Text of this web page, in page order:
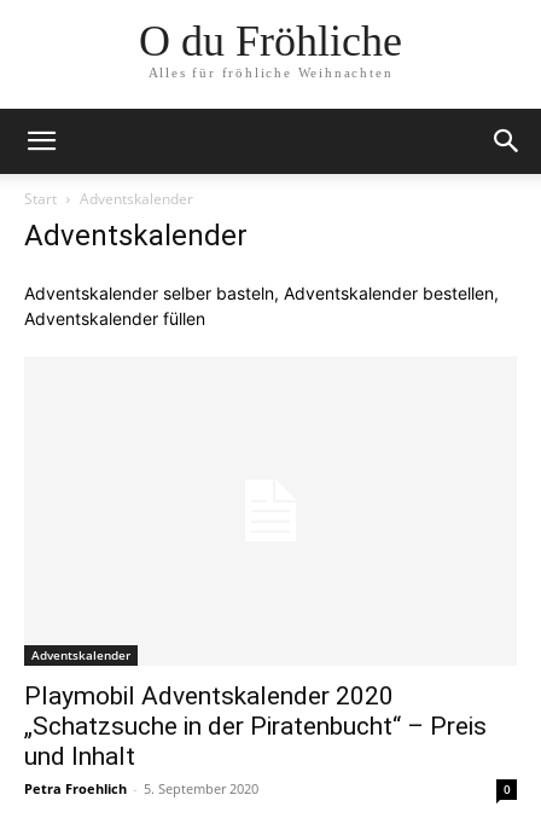
O du Fröhliche
Alles für fröhliche Weihnachten
Start Adventskalender
Adventskalender
Adventskalender selber basteln, Adventskalender bestellen,
Adventskalender füllen
Adventskalender
Playmobil Adventskalender 2020
„Schatzsuche in der Piratenbucht“ – Preis
und Inhalt
Petra Froehlich - 5. September 2020 0